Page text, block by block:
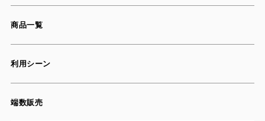
商品一覧
利用シーン
端数販売